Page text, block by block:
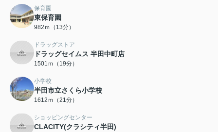
保育園
東保育園
982ｍ（13分）
ドラッグストア
ドラッグセイムス 半田中町店
1501ｍ（19分）
小学校
半田市立さくら小学校
1612ｍ（21分）
ショッピングセンター
CLACITY(クラシティ半田)